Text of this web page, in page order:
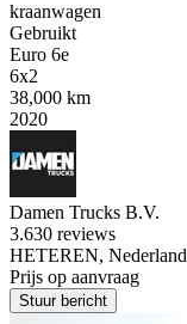
kraanwagen
Gebruikt
Euro 6e
6x2
38,000 km
2020
Damen Trucks B.V.
3.630 reviews
HETEREN, Nederland
Prijs op aanvraag
Stuur bericht